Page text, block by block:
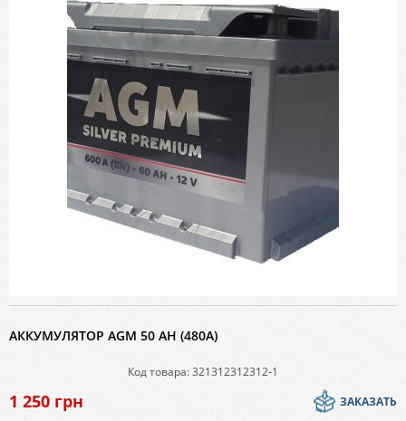
АККУМУЛЯТОР AGM 50 AH (480A)
Код товара: 321312312312-1
1 250 грн ЗАКАЗАТЬ